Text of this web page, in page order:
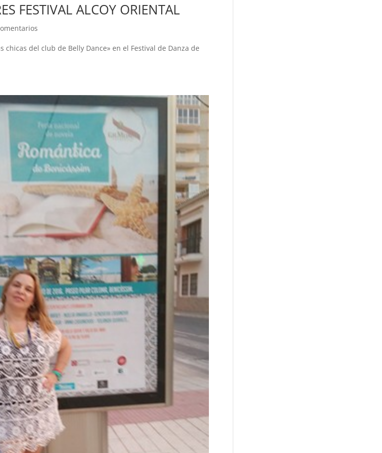
FESTIVAL ALCOY ORIENTAL
chicas del club de Belly Dance» en el Festival de Danza de